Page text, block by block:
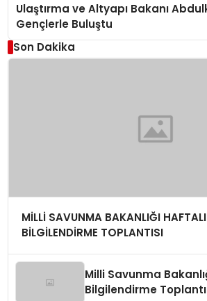
Ulaştırma ve Altyapı Bakanı
Gençlerle Buluştu
Son Dakika
MİLLİ SAVUNMA BAKANLIĞI
BİLGİLENDİRME TOPLANTISI
Milli Savunma
Bilgilendirme